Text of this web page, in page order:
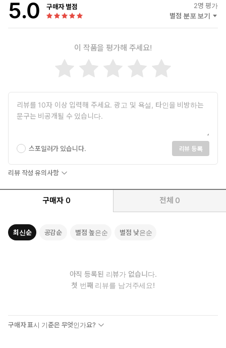
5.0 구매자 별점 2명 평가
별점 분포 보기
이 작품을 평가해 주세요!
스포일러가 있습니다. 리뷰 등록
리뷰 작성 유의사항
구매자 0 전체 0
최신순 공감순 별점 높은순 별점 낮은순
아직 등록된 리뷰가 없습니다.
첫 번째 리뷰를 남겨주세요!
구매자 표시 기준은 무엇인가요?